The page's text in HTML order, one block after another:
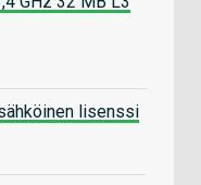
lisenssi